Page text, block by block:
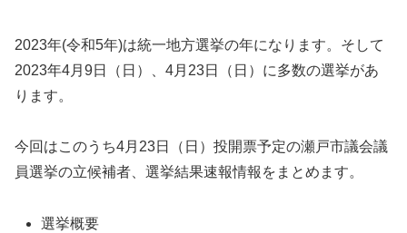
2023年(令和5年)は統一地方選挙の年になります。そして
2023年4月9日（日）、4月23日（日）に多数の選挙があ
ります。
今回はこのうち4月23日（日）投開票予定の瀬戸市議会議
員選挙の立候補者、選挙結果速報情報をまとめます。
選挙概要